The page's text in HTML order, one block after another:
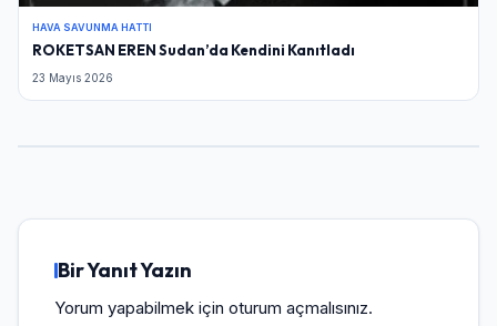
HAVA SAVUNMA HATTI
ROKETSAN EREN Sudan’da Kendini Kanıtladı
23 Mayıs 2026
Bir Yanıt Yazın
Yorum yapabilmek için oturum açmalısınız.